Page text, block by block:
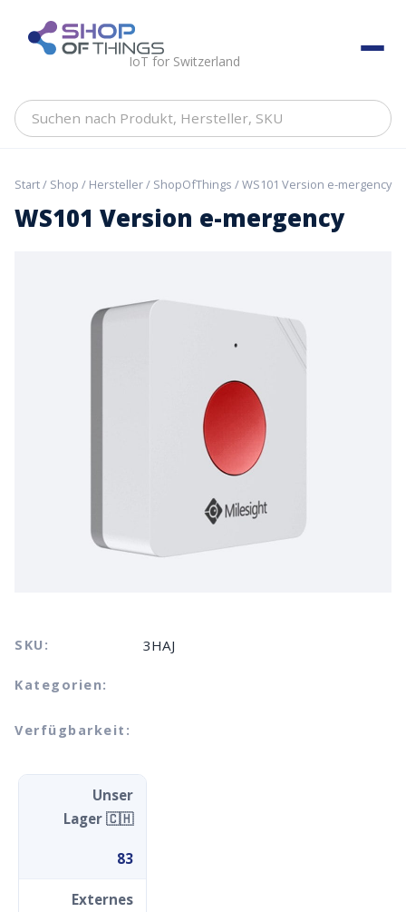
content ShopOfThings
IoT for Switzerland
Suchen
Hersteller,
Start/ Shop / Hersteller/ ShopOfThings / WS101 Version e-mergency
WS101 Version e-mergency
SKU: 3HAJ
Kategorien:
Verfügbarkeit:
Unser
Lager 🇨🇭
83
Externes